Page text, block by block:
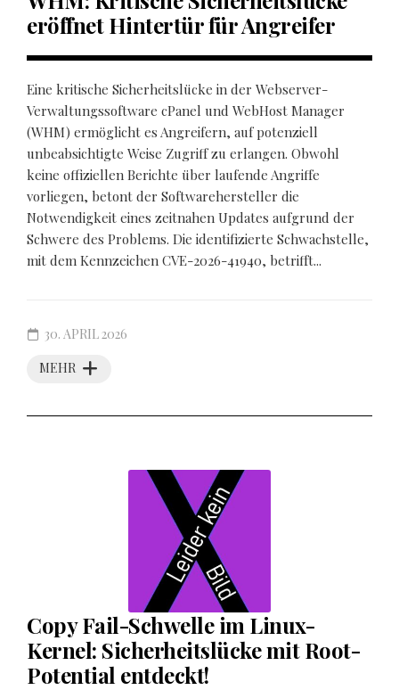
eröffnet Hintertür für Angreifer
Eine kritische Sicherheitslücke in der Webserver-
Verwaltungssoftware cPanel und WebHost Manager
(WHM) ermöglicht es Angreifern, auf potenziell
unbeabsichtigte Weise Zugriff zu erlangen. Obwohl
keine offiziellen Berichte über laufende Angriffe
vorliegen, betont der Softwarehersteller die
Notwendigkeit eines zeitnahen Updates aufgrund der
Schwere des Problems. Die identifizierte Schwachstelle,
mit dem Kennzeichen CVE-2026-41940, betrifft...
MEHR
30. APRIL 2026
Copy Fail-Schwelle im Linux-
Kernel: Sicherheitslücke mit Root-
Potential entdeckt!